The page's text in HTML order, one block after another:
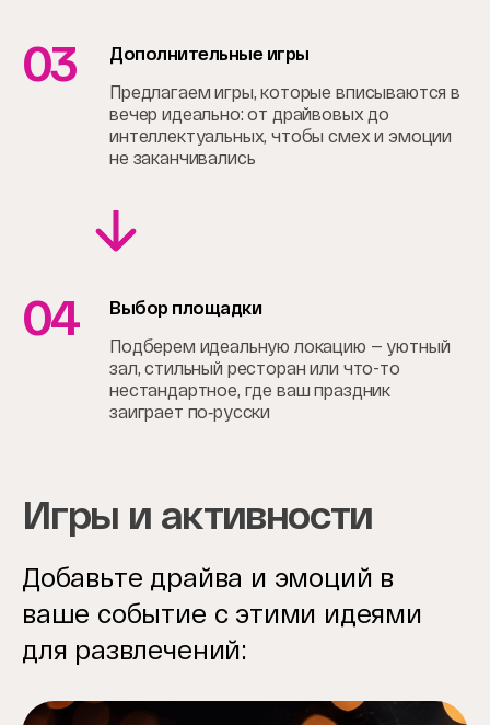
03 Дополнительные игры
Предлагаем игры, которые вписываются в
вечер идеально: от драйвовых до
интеллектуальных, чтобы смех и эмоции
не заканчивались
04 Выбор площадки
Подберем идеальную локацию — уютный
зал, стильный ресторан или что-то
нестандартное, где ваш праздник
заиграет по‑русски
Игры и активности
Добавьте драйва и эмоций в
ваше событие с этими идеями
для развлечений: